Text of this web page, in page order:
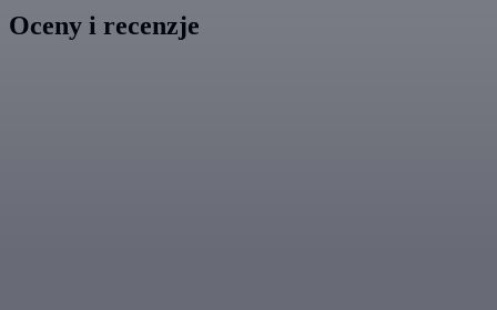
Oceny i recenzje